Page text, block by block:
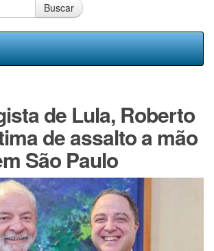
Buscar
de Lula, Roberto
de assalto a mão
São Paulo